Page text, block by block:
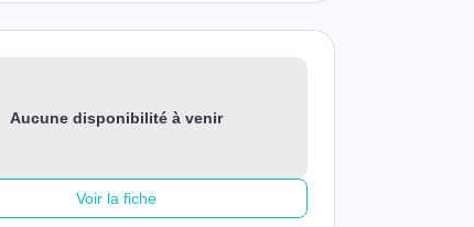
Aucune disponibilité à venir
Voir la fiche